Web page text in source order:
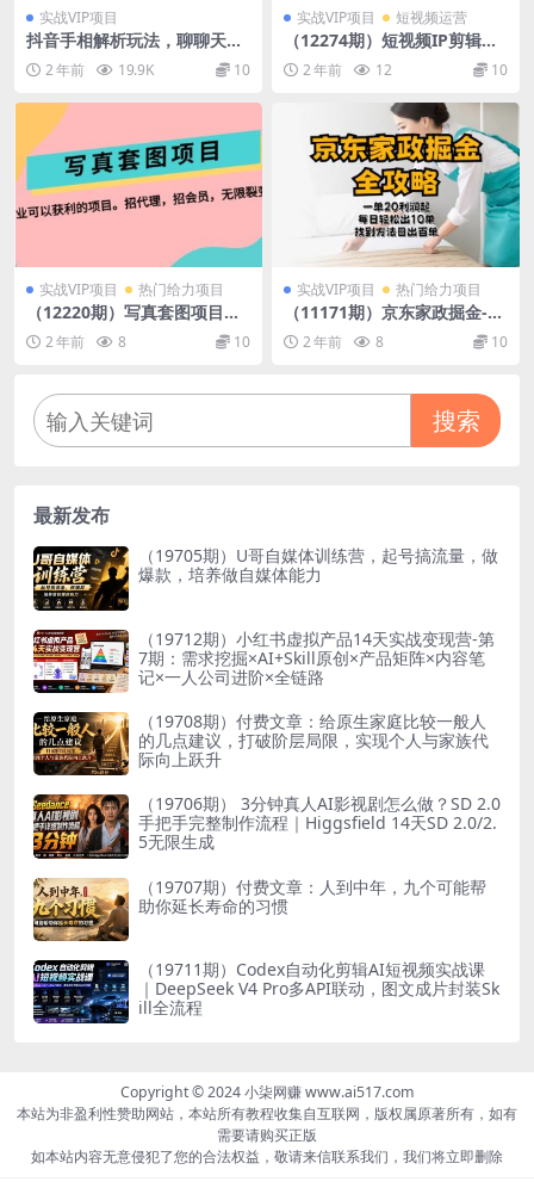
实战VIP项目
抖音手相解析玩法，聊聊天日
入300+，号称0成本月入过万
2 年前 19.9K 10
实战VIP项目 短视频运营
（12274期）短视频IP剪辑精
英班：复刻爆款秘籍，打造个
性化爆款 实现短视频变现
2 年前 12 10
实战VIP项目 热门给力项目
（12220期）写真套图项目：
抄作业可以获利的项目。招代
理，招会员，无限裂变变现
2 年前 8 10
实战VIP项目 热门给力项目
（11171期）京东家政掘金-全
攻略 一单利润20-40之间轻松
上手2 年前 8 10
搜索
最新发布
（19705期）U哥自媒体训练营，起号搞流量，做
爆款，培养做自媒体能力
（19712期）小红书虚拟产品14天实战变现营-第
7期：需求挖掘×AI+Skill原创×产品矩阵×内容笔
记×一人公司进阶×全链路
（19708期）付费文章：给原生家庭比较一般人
的几点建议，打破阶层局限，实现个人与家族代
际向上跃升
（19706期） 3分钟真人AI影视剧怎么做？SD 2.0
手把手完整制作流程｜Higgsfield 14天SD 2.0/2.
5无限生成
（19707期）付费文章：人到中年，九个可能帮
助你延长寿命的习惯
（19711期）Codex自动化剪辑AI短视频实战课
｜DeepSeek V4 Pro多API联动，图文成片封装Sk
ill全流程
Copyright © 2024 小柒网赚 www.ai517.com
本站为非盈利性赞助网站，本站所有教程收集自互联网，版权属原著所有，如有
需要请购买正版
如本站内容无意侵犯了您的合法权益，敬请来信联系我们，我们将立即删除